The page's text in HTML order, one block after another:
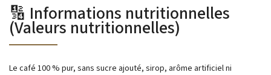
🔢 Informations nutritionnelles
(Valeurs nutritionnelles)
Le café 100 % pur, sans sucre ajouté, sirop, arôme artificiel ni